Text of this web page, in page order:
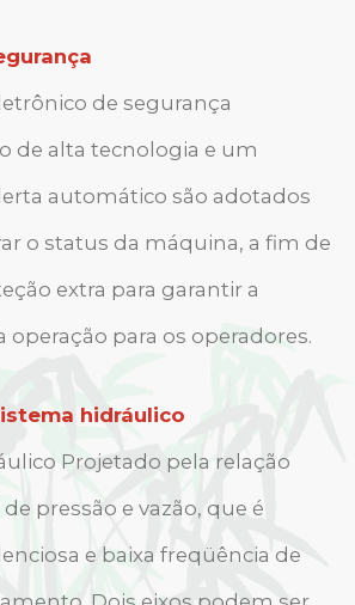
de segurança
de alta tecnologia e um
automático são adotados
o status da máquina, a fim de
extra para garantir a
operação para os operadores.
hidráulico
Projetado pela relação
pressão e vazão, que é
e baixa freqüência de